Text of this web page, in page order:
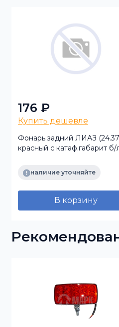
176 ₽
Купить дешевле
Фонарь задний ЛИАЗ
красный с катаф.габарит б/
наличие уточняйте
В корзину